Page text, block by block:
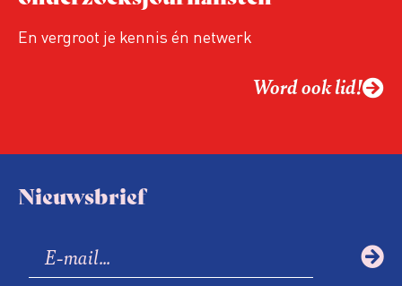
En vergroot je kennis én netwerk
Word ook lid!
Nieuwsbrief